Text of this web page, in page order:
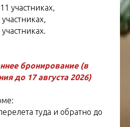
участниках,
бронирование (в
до 17 августа 2026)
туда и обратно до